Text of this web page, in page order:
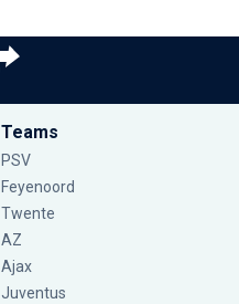
Teams
PSV
Feyenoord
Twente
AZ
Ajax
Juventus